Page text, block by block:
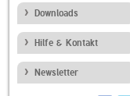
Downloads
Hilfe & Kontakt
Newsletter